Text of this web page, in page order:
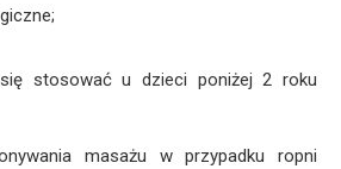
stosować u dzieci poniżej 2 roku
masażu w przypadku ropni